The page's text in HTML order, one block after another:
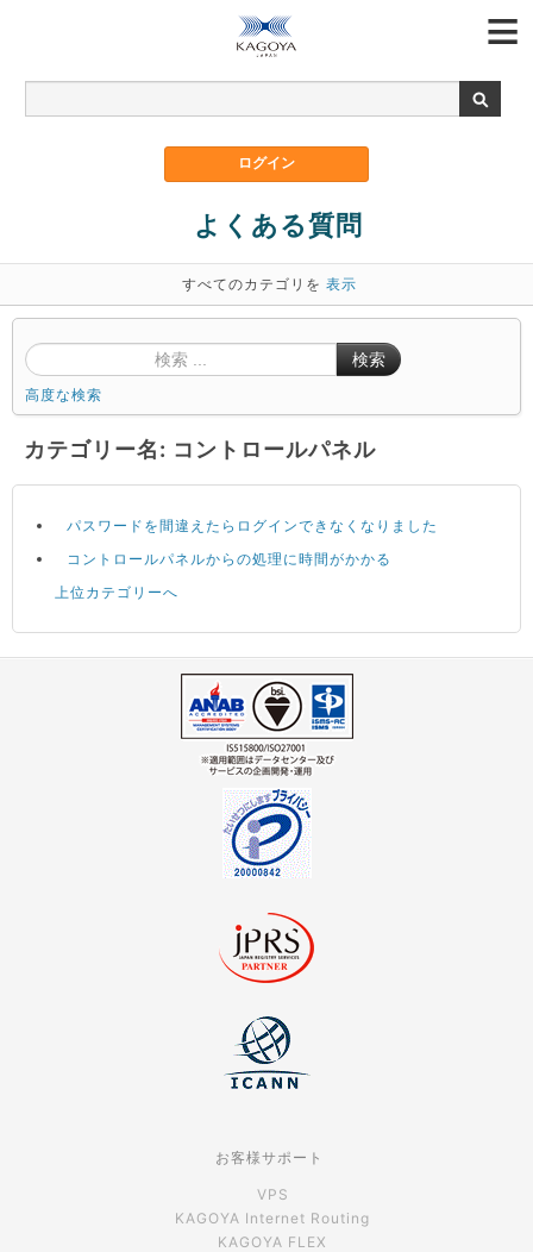
よくある質問
すべてのカテゴリを 表示
検索
高度な検索
カテゴリー名: コントロールパネル
パスワードを間違えたらログインできなくなりました
コントロールパネルからの処理に時間がかかる
上位カテゴリーへ
お客様サポート
VPS
KAGOYA Internet Routing
KAGOYA FLEX